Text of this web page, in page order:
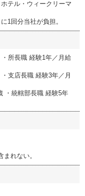
テル・ウィークリーマ
1回分当社が負担。
所長職 経験1年／月給
支店長職 経験3年／月
・統轄部長職 経験5年
れない。